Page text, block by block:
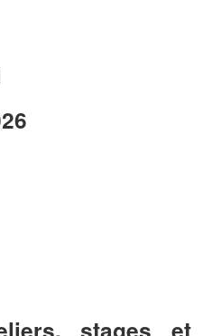
stages et